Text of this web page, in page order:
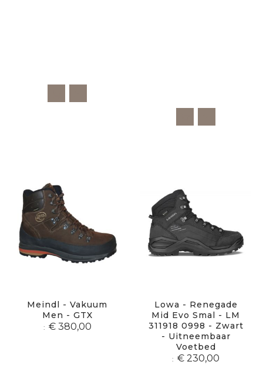
Meindl - Vakuum
Men - GTX
€ 380,00
Lowa - Renegade
Mid Evo Smal - LM
311918 0998 - Zwart
- Uitneembaar
Voetbed
€ 230,00